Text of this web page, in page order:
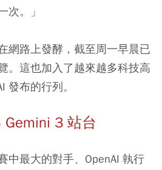
次。」
網路上發酵，截至周一早晨已
。這也加入了越來越多科技高
發布的行列。
3 站台
中最大的對手、OpenAI 執行